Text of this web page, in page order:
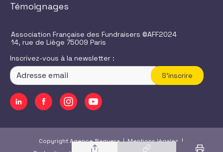
Témoignages
Association Française des Fundraisers ©AFF2024
14, rue de Liège 75009 Paris
Inscrivez-vous à la newsletter :
S'inscrire
Copyright Agence Baguera |Mentions légales |